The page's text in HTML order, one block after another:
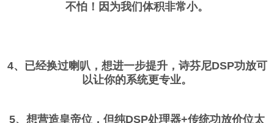
不怕！因为我们体积非常小。
4、已经换过喇叭，想进一步提升，诗芬尼DSP功放可
以让你的系统更专业。
5、想营造皇帝位，但纯DSP处理器+传统功放价位太